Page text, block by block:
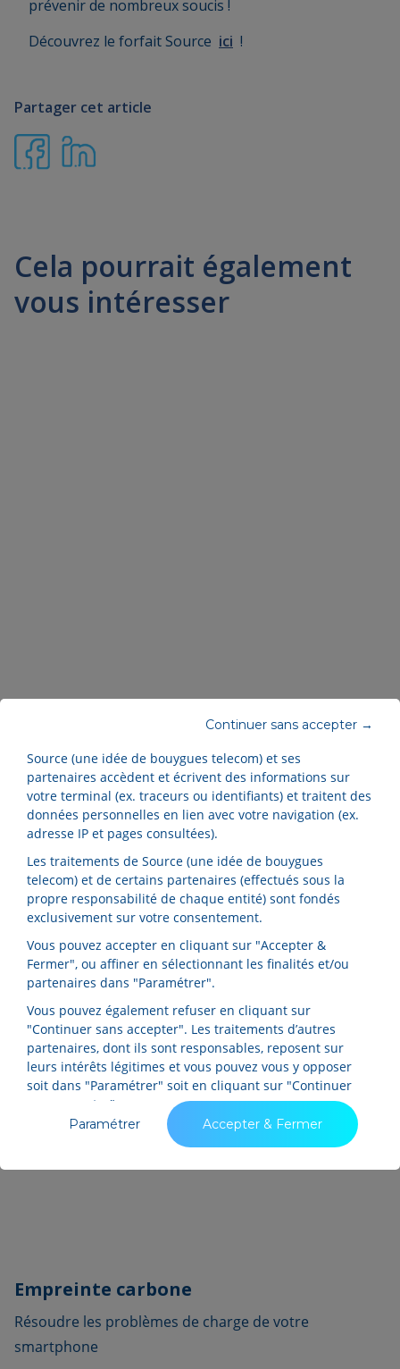
prévenir de nombreux soucis !
Découvrez le forfait Source ici !
Partager cet article
Cela pourrait également
vous intéresser
Empreinte carbone
La sobriété numérique : qu’est-ce que c’est et
comment s’y mettre ?
En savoir plus
Empreinte carbone
Résoudre les problèmes de charge de votre
smartphone
Source (une idée de bouygues telecom) et ses
partenaires accèdent et écrivent des informations sur
votre terminal (ex. traceurs ou identifiants) et traitent des
données personnelles en lien avec votre navigation (ex.
adresse IP et pages consultées).
Les traitements de Source (une idée de bouygues
telecom) et de certains partenaires (effectués sous la
propre responsabilité de chaque entité) sont fondés
exclusivement sur votre consentement.
Vous pouvez accepter en cliquant sur "Accepter &
Fermer", ou affiner en sélectionnant les finalités et/ou
partenaires dans "Paramétrer".
Vous pouvez également refuser en cliquant sur
"Continuer sans accepter". Les traitements d’autres
partenaires, dont ils sont responsables, reposent sur
leurs intérêts légitimes et vous pouvez vous y opposer
soit dans "Paramétrer" soit en cliquant sur "Continuer
sans accepter".
Paramétrer
Continuer sans accepter →
Accepter & Fermer